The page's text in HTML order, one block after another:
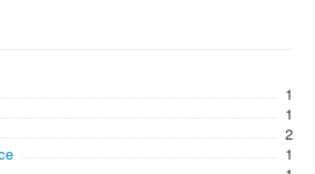
1
1
2
1